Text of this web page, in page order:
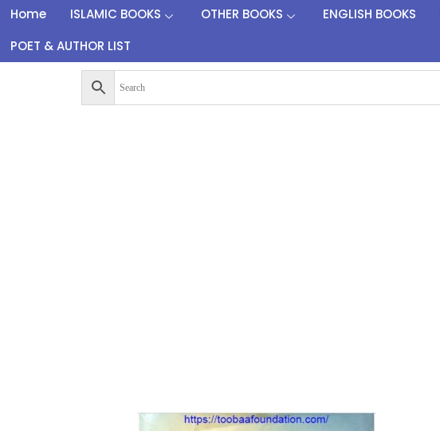
Home ISLAMIC BOOKS OTHER BOOKS ENGLISH BOOKS
POET & AUTHOR LIST